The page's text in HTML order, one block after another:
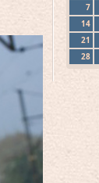
7
14
21
28